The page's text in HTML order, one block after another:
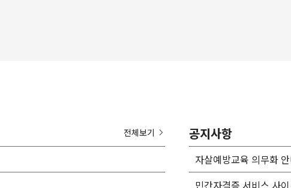
전체보기 공지사항
자살예방교육 의무화
민간자격증 서비스 사